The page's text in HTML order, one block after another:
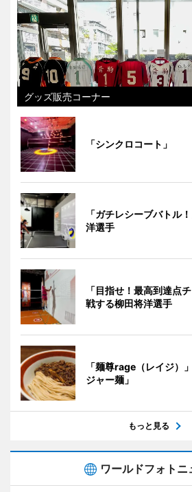
グッズ販売コーナー
「シンクロコート」
「ガチレシーブバトル
洋選手
「目指せ！最高到達点
戦する柳田将洋選手
「麺尊rage（レイジ）
ジャー麺」
もっと見る
ワールドフォトニ